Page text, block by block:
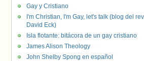
Gay y Cristiano
I'm Christian, I'm Gay, let's talk (blog del
David Eck)
Isla flotante: bitácora de un gay cristiano
James Alison Theology
John Shelby Spong en español